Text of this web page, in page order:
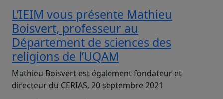
L’IEIM vous présente Mathieu
Boisvert, professeur au
Département de sciences des
religions de l’UQAM
Mathieu Boisvert est également fondateur et
directeur du CERIAS, 20 septembre 2021